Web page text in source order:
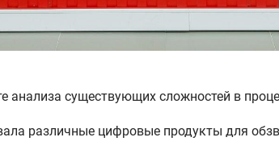
анализа существующих сложностей в
различные цифровые продукты для